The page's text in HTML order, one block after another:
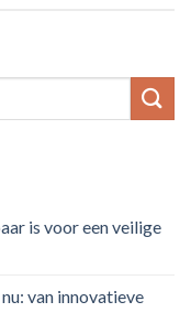
is voor een veilige
van innovatieve